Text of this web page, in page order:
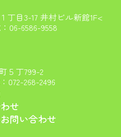
丁目3-17 井村ビル新館1F<
06-6586-9558
５丁799-2
072-268-2496
せ
問い合わせ